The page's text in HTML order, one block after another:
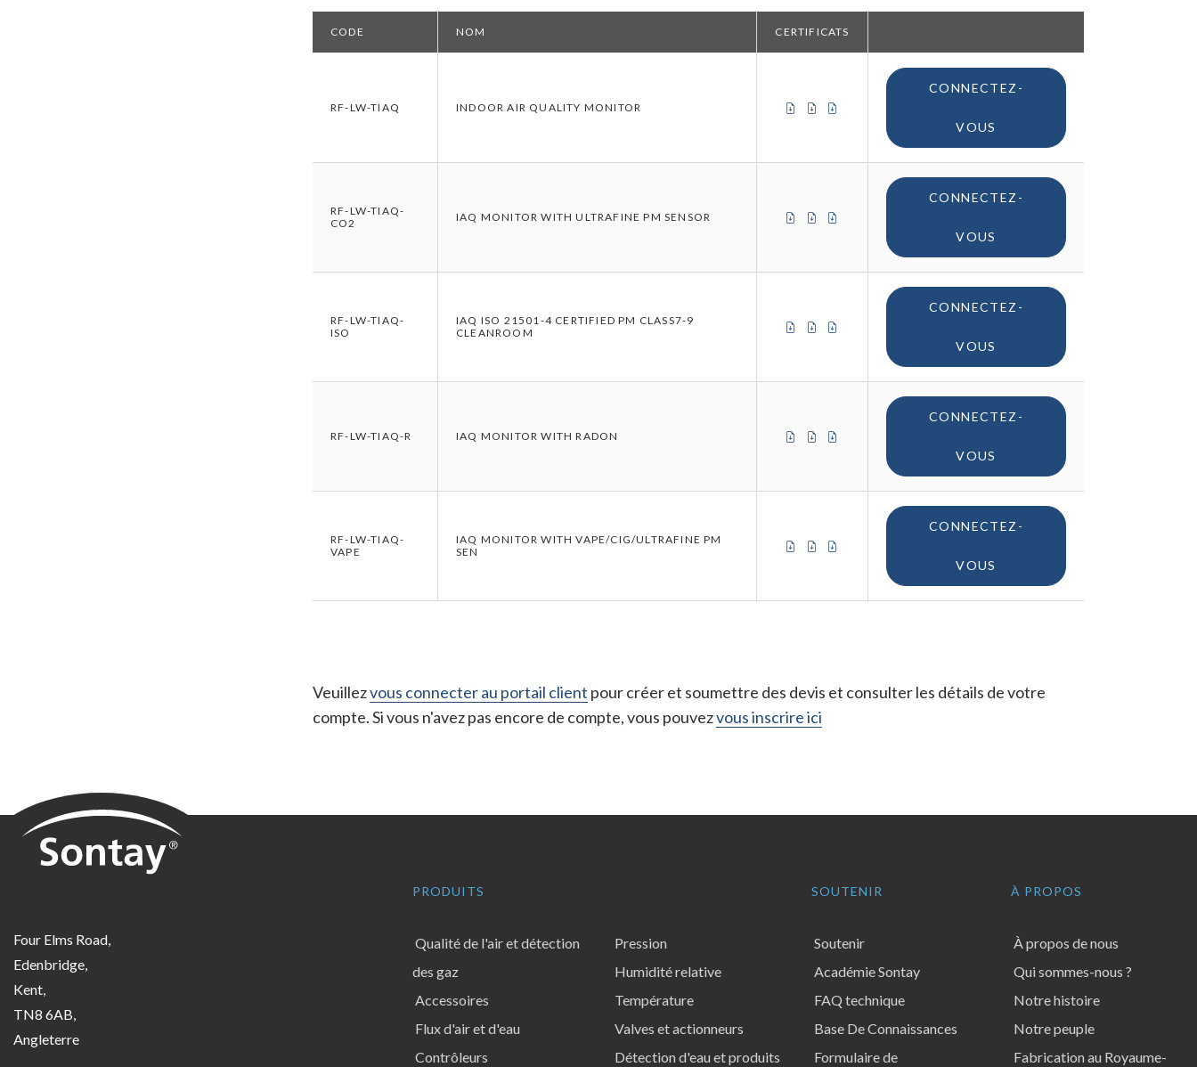
CODE NOM CERTIFICATS
RF-LW-TIAQ INDOOR AIR QUALITY MONITOR CERTIFICAT DE CONFORMITÉ (UE)
CERTIFICAT DE CONFORMITÉ (UK)
CONNECTEZ-
VOUS
RF-LW-TIAQ-
CO2
IAQ MONITOR WITH ULTRAFINE PM SENSOR CERTIFICAT DE CONFORMITÉ (UE)
CERTIFICAT DE CONFORMITÉ (UK)
CONNECTEZ-
VOUS
RF-LW-TIAQ-
ISO
IAQ ISO 21501-4 CERTIFIED PM CLASS7-9
CLEANROOM
CERTIFICAT DE CONFORMITÉ (UE)
CERTIFICAT DE CONFORMITÉ (UK)
CONNECTEZ-
VOUS
RF-LW-TIAQ-R IAQ MONITOR WITH RADON CERTIFICAT DE CONFORMITÉ (UE)
CERTIFICAT DE CONFORMITÉ (UK)
CONNECTEZ-
VOUS
RF-LW-TIAQ-
VAPE
IAQ MONITOR WITH VAPE/CIG/ULTRAFINE PM
SEN
CERTIFICAT DE CONFORMITÉ (UE)
CERTIFICAT DE CONFORMITÉ (UK)
CONNECTEZ-
VOUS
Veuillezvous connecter au portail client pour créer et soumettre des devis et consulter les détails de votre
compte. Si vous n'avez pas encore de compte, vous pouvezvous inscrire ici
Sontay
Four Elms Road,
Edenbridge,
Kent,
TN8 6AB,
Angleterre
PRODUITS
Qualité de l'air et détection
des gaz
Accessoires
Flux d'air et d'eau
Contrôleurs
Pression
Humidité relative
Température
Valves et actionneurs
Détection d'eau et produits
SOUTENIR
Soutenir
Académie Sontay
FAQ technique
Base De Connaissances
Formulaire de
À PROPOS
À propos de nous
Qui sommes-nous ?
Notre histoire
Notre peuple
Fabrication au Royaume-